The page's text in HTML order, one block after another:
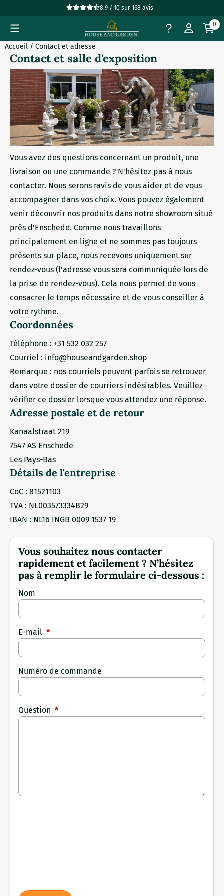
Préférences de cookies disponibles. Choisissez les
8.9 / 10 sur168 avis
0
Accueil / Contact et adresse
Contact et salle d'exposition
Vous avez des questions concernant un produit, une
livraison ou une commande ? N'hésitez pas à nous
contacter. Nous serons ravis de vous aider et de vous
accompagner dans vos choix. Vous pouvez également
venir découvrir nos produits dans notre showroom situé
près d'Enschede. Comme nous travaillons
principalement en ligne et ne sommes pas toujours
présents sur place, nous recevons uniquement sur
rendez-vous (l'adresse vous sera communiquée lors de
la prise de rendez-vous). Cela nous permet de vous
consacrer le temps nécessaire et de vous conseiller à
votre rythme.
Coordonnées
Téléphone : +31 532 032 257
Courriel : info@houseandgarden.shop
Remarque : nos courriels peuvent parfois se retrouver
dans votre dossier de courriers indésirables. Veuillez
vérifier ce dossier lorsque vous attendez une réponse.
Adresse postale et de retour
Kanaalstraat 219
7547 AS Enschede
Les Pays-Bas
Détails de l'entreprise
CoC : 81521103
TVA : NL003573334B29
IBAN : NL16 INGB 0009 1537 19
Vous souhaitez nous contacter
rapidement et facilement ? N’hésitez
pas à remplir le formulaire ci-dessous :
Nom
E-mail *
Numéro de commande
Question *